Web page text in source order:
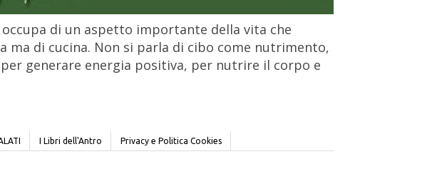
di un aspetto importante della vita che
di cucina. Non si parla di cibo come nutrimento,
generare energia positiva, per nutrire il corpo e
I Libri dell'Antro Privacy e Politica Cookies